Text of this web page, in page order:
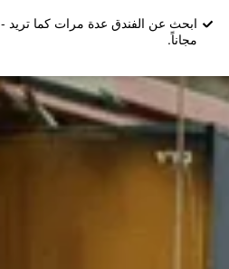
ابحث عن الفندق عدة مرات كما تريد -
مجاناً.